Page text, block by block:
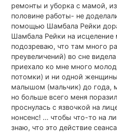
ремонты и уборка с мамой,
половине работы- не
помощью Шамбала Рейки
Шамбала Рейки на
подозреваю, что там много
преувеличений) во сне
приехало ко мне много
потомки) и ни одной
малышом (мальчик) до
но больше всего меня
проснулась с язвочкой на
нонсенс! … чтобы что-то на
знаю, что это действие